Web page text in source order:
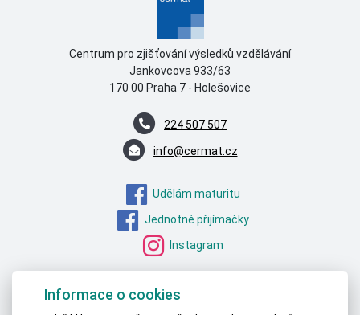
Centrum pro zjišťování výsledků vzdělávání
Jankovcova 933/63
170 00 Praha 7 - Holešovice
224 507 507
info@cermat.cz
Udělám maturitu
Jednotné přijímačky
Instagram
MŠMT – STATISTICKÁ DATA
Informace o cookies